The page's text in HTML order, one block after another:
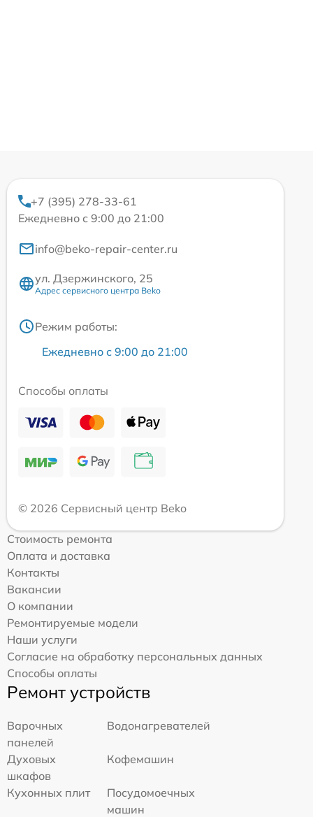
+7 (395) 278-33-61
Ежедневно с 9:00 до 21:00
info@beko-repair-center.ru
ул. Дзержинского, 25
Адрес сервисного центра Beko
Режим работы:
Ежедневно с 9:00 до 21:00
Способы оплаты
© 2026 Сервисный центр Beko
Стоимость ремонта
Оплата и доставка
Контакты
Вакансии
О компании
Ремонтируемые модели
Наши услуги
Согласие на обработку персональных данных
Способы оплаты
Ремонт устройств
Варочных
панелей
Водонагревателей
Духовых
шкафов
Кофемашин
Кухонных плит
Посудомоечных
машин